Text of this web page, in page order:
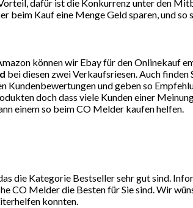
dafür ist die Konkurrenz unter den
Kauf eine Menge Geld sparen, und so
können wir Ebay für den Onlinekauf
bei diesen zwei Verkaufsriesen. Auch
Kundenbewertungen und geben so
doch dass viele Kunden einer
einem so beim CO Melder kaufen helfen.
die Kategorie Bestseller sehr gut sind.
CO Melder die Besten für Sie sind. Wir
konnten.